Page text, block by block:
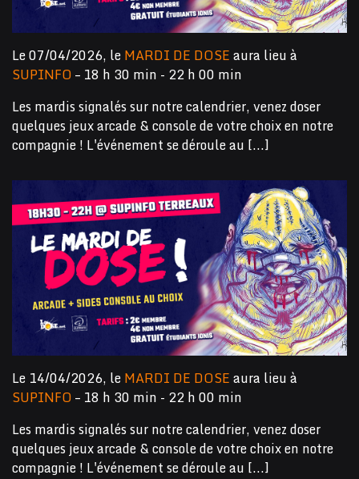
Le 07/04/2026, leMARDI DE DOSEaura lieu à
SUPINFO– 18 h 30 min - 22 h 00 min
Les mardis signalés sur notre calendrier, venez doser
quelques jeux arcade & console de votre choix en notre
compagnie ! L'événement se déroule au [...]
Le 14/04/2026, leMARDI DE DOSEaura lieu à
SUPINFO– 18 h 30 min - 22 h 00 min
Les mardis signalés sur notre calendrier, venez doser
quelques jeux arcade & console de votre choix en notre
compagnie ! L'événement se déroule au [...]